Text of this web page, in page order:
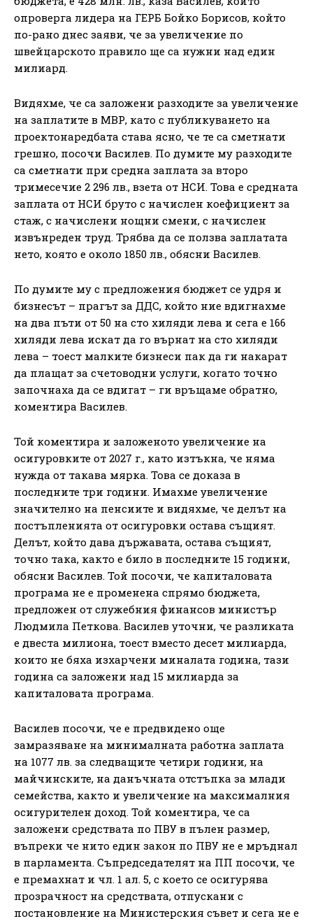
опроверга лидера на ГЕРБ Бойко Борисов, който
по-рано днес заяви, че за увеличение по
швейцарското правило ще са нужни над един
милиард.
Видяхме, че са заложени разходите за увеличение
на заплатите в МВР, като с публикуването на
проектонаредбата става ясно, че те са сметнати
грешно, посочи Василев. По думите му разходите
са сметнати при средна заплата за второ
тримесечие 2 296 лв., взета от НСИ. Това е средната
заплата от НСИ бруто с начислен коефициент за
стаж, с начислени нощни смени, с начислен
извънреден труд. Трябва да се ползва заплатата
нето, която е около 1850 лв., обясни Василев.
По думите му с предложения бюджет се удря и
бизнесът – прагът за ДДС, който ние вдигнахме
на два пъти от 50 на сто хиляди лева и сега е 166
хиляди лева искат да го върнат на сто хиляди
лева – тоест малките бизнеси пак да ги накарат
да плащат за счетоводни услуги, когато точно
започнаха да се вдигат – ги връщаме обратно,
коментира Василев.
Той коментира и заложеното увеличение на
осигуровките от 2027 г., като изтъкна, че няма
нужда от такава мярка. Това се доказа в
последните три години. Имахме увеличение
значително на пенсиите и видяхме, че делът на
постъпленията от осигуровки остава същият.
Делът, който дава държавата, остава същият,
точно така, както е било в последните 15 години,
обясни Василев. Той посочи, че капиталовата
програма не е променена спрямо бюджета,
предложен от служебния финансов министър
Людмила Петкова. Василев уточни, че разликата
е двеста милиона, тоест вместо десет милиарда,
които не бяха изхарчени миналата година, тази
година са заложени над 15 милиарда за
капиталовата програма.
Василев посочи, че е предвидено още
замразяване на минималната работна заплата
на 1077 лв. за следващите четири години, на
майчинските, на данъчната отстъпка за млади
семейства, както и увеличение на максималния
осигурителен доход. Той коментира, че са
заложени средствата по ПВУ в пълен размер,
въпреки че нито един закон по ПВУ не е мръднал
в парламента. Съпредседателят на ПП посочи, че
е премахнат и чл. 1 ал. 5, с което се осигурява
прозрачност на средствата, отпускани с
постановление на Министерския съвет и сега не е